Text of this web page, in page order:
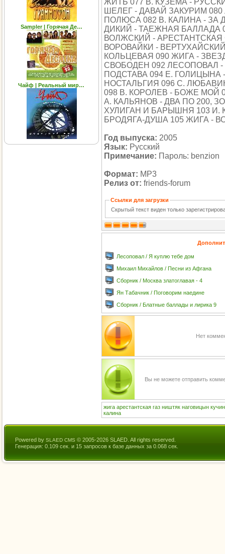
Sampler | Горячая Де…
Чайф | Реальный мир…
ЖИТЬ 077 В. КУЗЕМА -
ШЕЛЕГ - ДАВАЙ ЗАКУРИМ
ПОЛЮСА 082 В. КАЛИНА - ЗА
ДИКИЙ - ТАЕЖНАЯ БАЛЛАДА
ВОЛЖСКИЙ - АРЕСТАНТСКАЯ
ВОРОВАЙКИ -
КОЛЬЦЕВАЯ 090 ЖИГА -
СВОБОДЕН 092 ЛЕСОПОВАЛ
ПОДСТАВА 094 Е.
НОСТАЛЬГИЯ 096 С.
098 В. КОРОЛЕВ - БОЖЕ МОЙ
А. КАЛЬЯНОВ - ДВА ПО 200,
ХУЛИГАН И БАРЫШНЯ 103 И.
БРОДЯГА-ДУША 105 ЖИГА -
Год выпуска: 2005
Язык: Русский
Примечание: Пароль: benzion
Формат: MP3
Релиз от: friends-forum
Ссылки для загрузки
Скрытый текст виден только
Лесоповал / Я куплю тебе дом
Михаил Михайлов / Песни из Афгана
Сборник / Москва златоглавая - 4
Ян Табачник / Поговорим наедине
Сборник / Блатные баллады и лирика 9
Нет
Вы не можете отправить
жига арестантская газ ништяк наговицын кучин
калина
Powered by SLAED CMS © 2005-2026 SLAED. All rights reserved.
Генерация: 0.109 сек. и 15 запросов к базе данных за 0.068 сек.